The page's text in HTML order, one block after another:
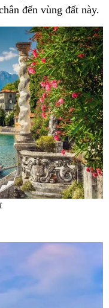
đến vùng đất này.